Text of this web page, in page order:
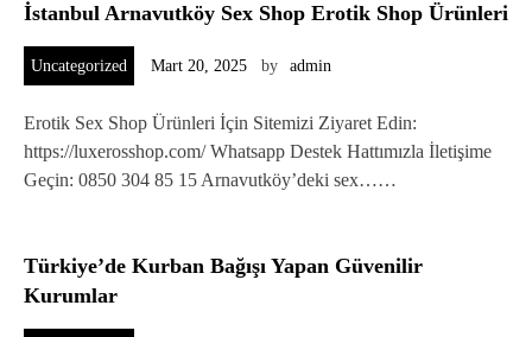
İstanbul Arnavutköy Sex Shop Erotik Shop Ürünleri
Uncategorized Mart 20, 2025 by admin
Erotik Sex Shop Ürünleri İçin Sitemizi Ziyaret Edin:
https://luxerosshop.com/ Whatsapp Destek Hattımızla İletişime
Geçin: 0850 304 85 15 Arnavutköy’deki sex……
Türkiye’de Kurban Bağışı Yapan Güvenilir
Kurumlar